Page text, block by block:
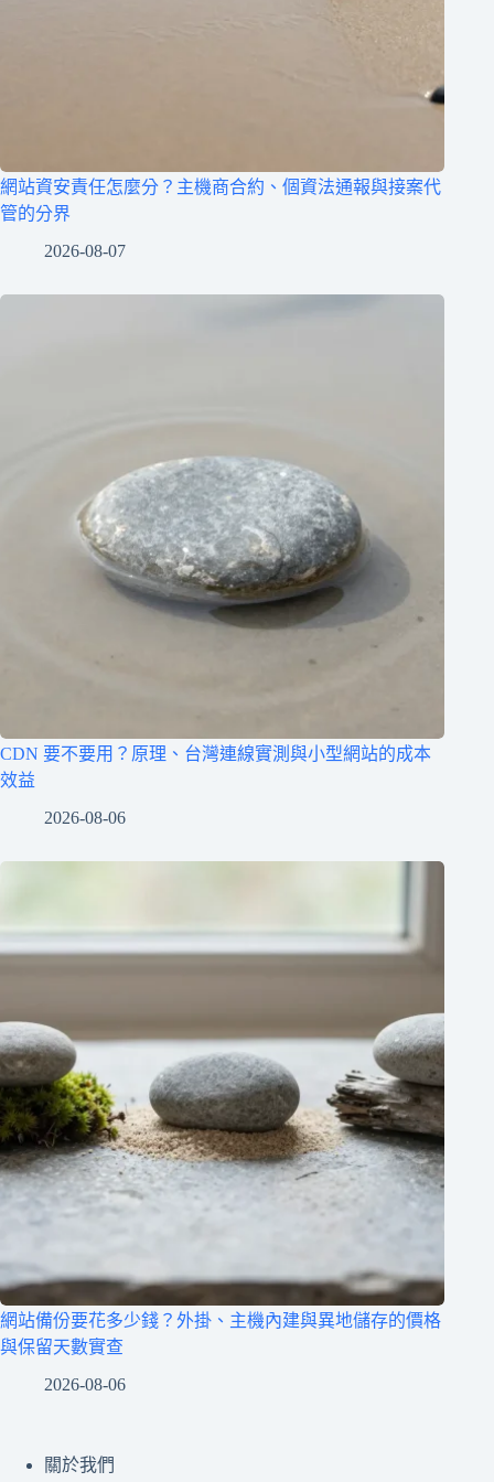
網站資安責任怎麼分？主機商合約、個資法通報與接案代
管的分界
2026-08-07
CDN 要不要用？原理、台灣連線實測與小型網站的成本
效益
2026-08-06
網站備份要花多少錢？外掛、主機內建與異地儲存的價格
與保留天數實查
2026-08-06
關於我們